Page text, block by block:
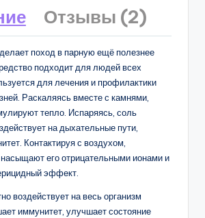
Отзывы (2)
поход в парную ещё полезнее
подходит для людей всех
для лечения и профилактики
Раскаляясь вместе с камнями,
тепло. Испаряясь, соль
на дыхательные пути,
Контактируя с воздухом,
его отрицательными ионами и
эффект.
воздействует на весь организм
иммунитет, улучшает состояние